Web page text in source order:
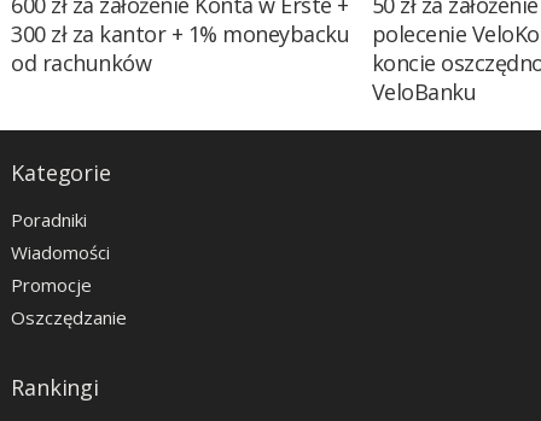
300 zł za kantor + 1% moneybacku
od rachunków
polecenie
koncie
VeloBanku
Kategorie
Poradniki
Wiadomości
Promocje
Oszczędzanie
Rankingi